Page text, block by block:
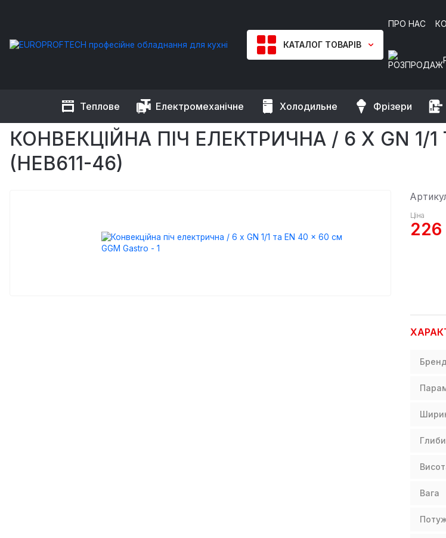
КАТАЛОГ ТОВАРІВ
ПРО НАС
Теплове Електромеханічне Холодильне Фрізери
EUROPROFTECH Теплове обладнання Печі конвекційні Конвекційна піч електрична / 6 x GN 1/1 та
КОНВЕКЦІЙНА ПІЧ ЕЛЕКТРИЧНА / 6 X GN 1/1
(HEB611-46)
Ціна
Бренд
Вага